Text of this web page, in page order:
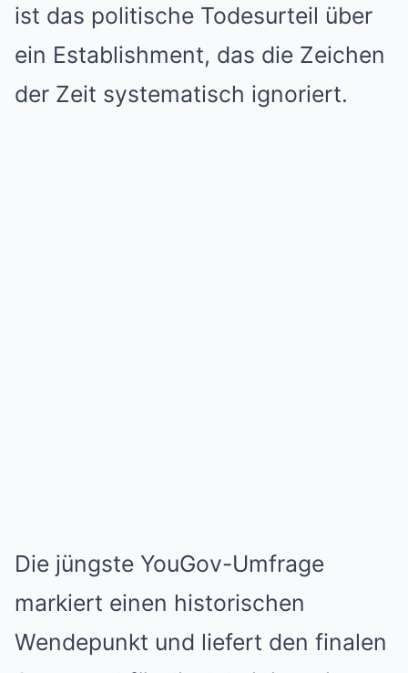
ist das politische Todesurteil über
ein Establishment, das die Zeichen
der Zeit systematisch ignoriert.
Die jüngste YouGov-Umfrage
markiert einen historischen
Wendepunkt und liefert den finalen